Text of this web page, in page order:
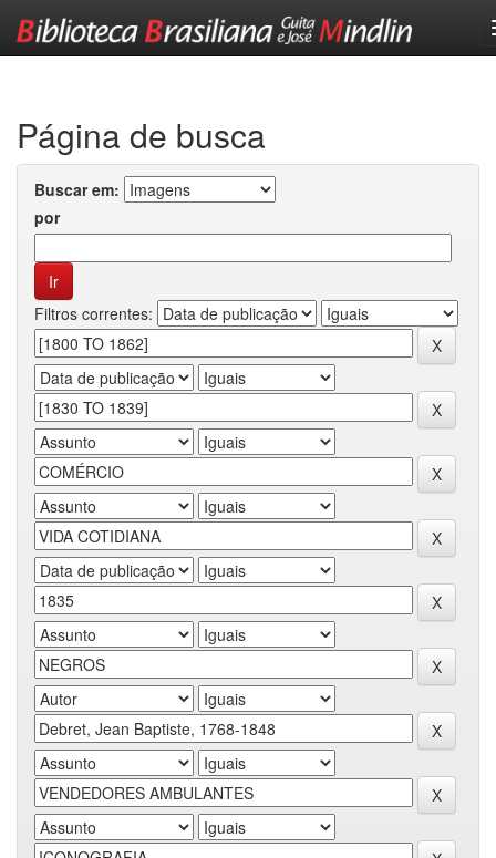
Página de busca
Buscar em:
por
Filtros correntes: